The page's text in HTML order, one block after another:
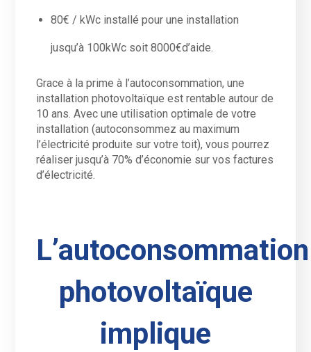
80€ / kWc installé pour une installation
jusqu’à 100kWc soit 8000€d’aide.
Grace à la prime à l’autoconsommation, une
installation photovoltaïque est rentable autour de
10 ans. Avec une utilisation optimale de votre
installation (autoconsommez au maximum
l’électricité produite sur votre toit), vous pourrez
réaliser jusqu’à 70% d’économie sur vos factures
d’électricité.
L’autoconsommation
photovoltaïque
implique